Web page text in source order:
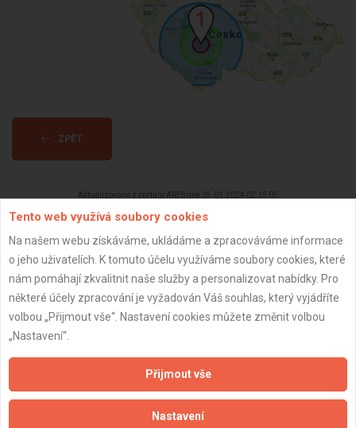
ZPĚT
Aktualizováno z portálu ARES dne 05.01.2024 02:15:05
Důležité informace
Naše firmy a řemeslníci
Zásady pro používání souborů cookie
Obchodní podmínky (zprostředkování)
Obchodní podmínky (rozpočtování)
Reference
Tento web využívá soubory cookies
Na našem webu získáváme, ukládáme a zpracováváme informace
o jeho uživatelích. K tomuto účelu využíváme soubory cookies, které
nám pomáhají zkvalitnit naše služby a personalizovat nabídky. Pro
některé účely zpracování je vyžadován Váš souhlas, který vyjádříte
volbou „Přijmout vše“. Nastavení cookies můžete změnit volbou
„Nastavení“.
Přijmout vše
Nastavení